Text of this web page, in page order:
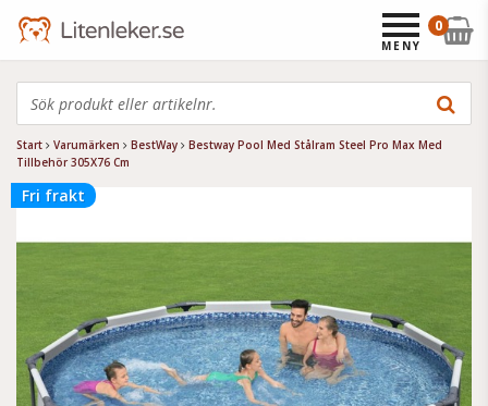
Start Varumärken BestWay
Bestway Pool Med Stålram Steel Pro Max Med
Tillbehör 305X76 Cm
Fri frakt
0
MENY